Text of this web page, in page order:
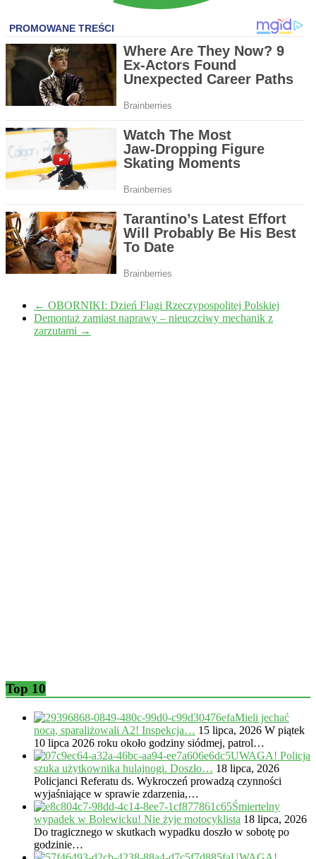
← OBORNIKI: Dzień Flagi Rzeczypospolitej Polskiej
Demontaż zamiast naprawy – nieuczciwy mechanik z
zarzutami →
Top 10
Mieli jechać
nocą, sparaliżowali A2! Inspekcja… 15 lipca, 2026 W piątek
10 lipca 2026 roku około godziny siódmej, patrol…
UWAGA! Policja
szuka użytkownika hulajnogi. Doszło… 18 lipca, 2026
Policjanci Referatu ds. Wykroczeń prowadzą czynności
wyjaśniające w sprawie zdarzenia,…
Śmiertelny
wypadek w Bolewicku! Nie żyje motocyklista 18 lipca, 2026
Do tragicznego w skutkach wypadku doszło w sobotę po
godzinie…